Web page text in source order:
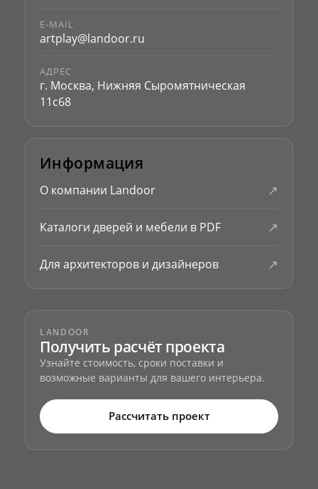
E-MAIL
artplay@landoor.ru
АДРЕС
г. Москва, Нижняя Сыромятническая
11с68
Информация
О компании Landoor ↗
Каталоги дверей и мебели в PDF ↗
Для архитекторов и дизайнеров ↗
LANDOOR
Получить расчёт проекта
Узнайте стоимость, сроки поставки и
возможные варианты для вашего интерьера.
Рассчитать проект